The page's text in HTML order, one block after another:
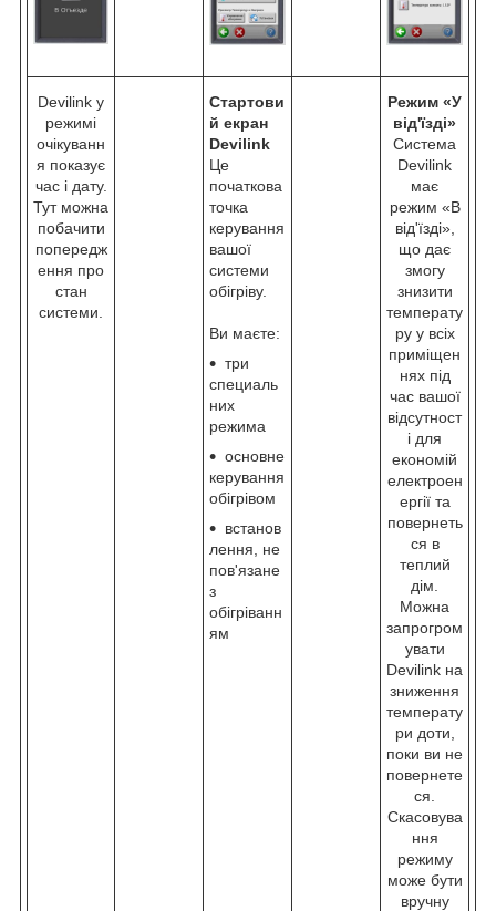
Devilink у
режимі
очікуванн
я показує
час і дату.
Тут можна
побачити
попередж
ення про
стан
системи.
Стартови
й екран
Devilink
Це
початкова
точка
керування
вашої
системи
обігріву.
Ви маєте:
три
специаль
них
режима
основне
керування
обігрівом
встанов
лення, не
пов'язане
з
обігріванн
ям
Режим «У
від'їзді»
Система
Devilink
має
режим «В
від'їзді»,
що дає
змогу
знизити
температу
ру у всіх
приміщен
нях під
час вашої
відсутност
і для
економій
електроен
ергії та
повернеть
ся в
теплий
дім.
Можна
запрогром
увати
Devilink на
зниження
температу
ри доти,
поки ви не
повернете
ся.
Скасовува
ння
режиму
може бути
вручну